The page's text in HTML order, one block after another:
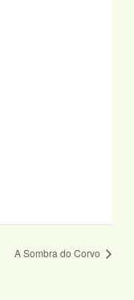
A Sombra do Corvo